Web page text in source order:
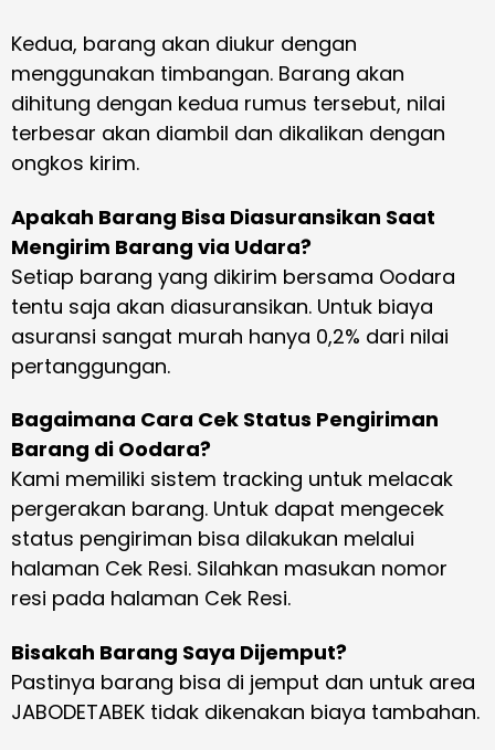
Kedua, barang akan diukur dengan
menggunakan timbangan. Barang akan
dihitung dengan kedua rumus tersebut, nilai
terbesar akan diambil dan dikalikan dengan
ongkos kirim.
Apakah Barang Bisa Diasuransikan Saat
Mengirim Barang via Udara?
Setiap barang yang dikirim bersama Oodara
tentu saja akan diasuransikan. Untuk biaya
asuransi sangat murah hanya 0,2% dari nilai
pertanggungan.
Bagaimana Cara Cek Status Pengiriman
Barang di Oodara?
Kami memiliki sistem tracking untuk melacak
pergerakan barang. Untuk dapat mengecek
status pengiriman bisa dilakukan melalui
halaman Cek Resi. Silahkan masukan nomor
resi pada halaman Cek Resi.
Bisakah Barang Saya Dijemput?
Pastinya barang bisa di jemput dan untuk area
JABODETABEK tidak dikenakan biaya tambahan.